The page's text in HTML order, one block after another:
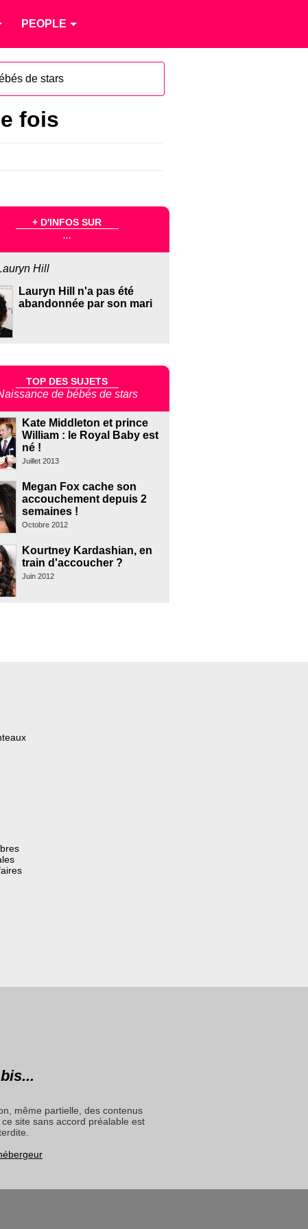
PEOPLE
de stars
fois
+ D'INFOS SUR
...
Hill
Lauryn Hill n'a pas été
abandonnée par son mari
TOP DES SUJETS
de bébés de stars
Kate Middleton et prince
William : le Royal Baby est
né !
Juillet 2013
Megan Fox cache son
accouchement depuis 2
semaines !
Octobre 2012
Kourtney Kardashian, en
train d'accoucher ?
Juin 2012
même partielle, des contenus
site sans accord préalable est